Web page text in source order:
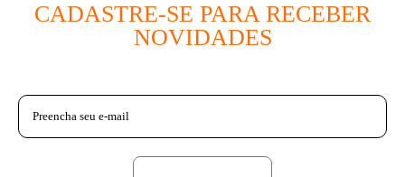
CADASTRE-SE PARA RECEBER
NOVIDADES